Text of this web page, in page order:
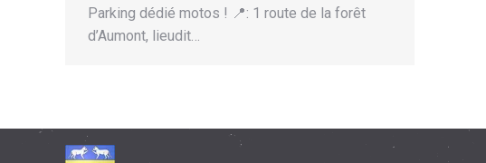
Parking dédié motos ! 📍: 1 route de la forêt
d’Aumont, lieudit…